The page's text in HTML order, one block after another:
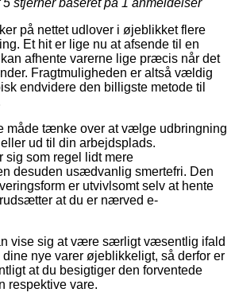
5 stjerner baseret på 1 anmeldelser
på nettet udlover i øjeblikket flere
Et hit er lige nu at afsende til en
afhente varerne lige præcis når det
Fragtmuligheden er altså vældig
endvidere den billigste metode til
måde tænke over at vælge udbringning
ud til din arbejdsplads.
sig som regel lidt mere
desuden usædvanlig smertefri. Den
er utvivlsomt selv at hente
at du er nærved e-
vise sig at være særligt væsentlig ifald
nye varer øjeblikkeligt, så derfor er
at du besigtiger den forventede
respektive vare.